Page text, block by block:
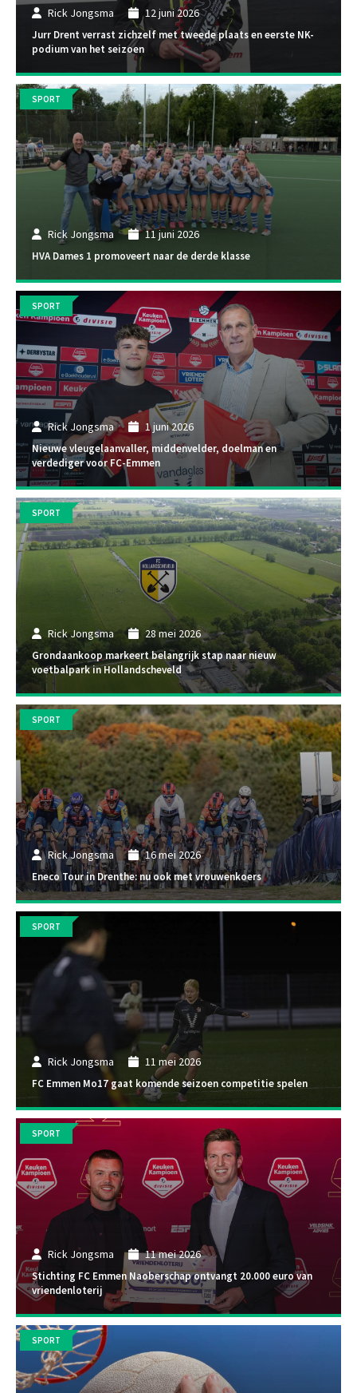
Rick Jongsma 12 juni 2026
Jurr Drent verrast zichzelf met tweede plaats en eerste NK-
podium van het seizoen
Rick Jongsma 11 juni 2026
HVA Dames 1 promoveert naar de derde klasse
SPORT
Rick Jongsma 1 juni 2026
Nieuwe vleugelaanvaller, middenvelder, doelman en
verdediger voor FC-Emmen
SPORT
Rick Jongsma 28 mei 2026
Grondaankoop markeert belangrijk stap naar nieuw
voetbalpark in Hollandscheveld
SPORT
Rick Jongsma 16 mei 2026
Eneco Tour in Drenthe: nu ook met vrouwenkoers
SPORT
Rick Jongsma 11 mei 2026
FC Emmen Mo17 gaat komende seizoen competitie spelen
SPORT
Rick Jongsma 11 mei 2026
Stichting FC Emmen Naoberschap ontvangt 20.000 euro van
vriendenloterij
SPORT
SPORT